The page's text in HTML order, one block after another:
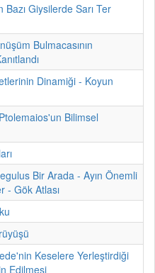
Giysilerde Sarı Ter
Bulmacasının
Dinamiği - Koyun
Bilimsel
Bir Arada - Ayın Önemli
- Gök Atlası
Keselere Yerleştirdiği
Edilmesi